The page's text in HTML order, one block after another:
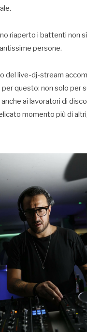
riaperto i battenti non
persone.
del live-dj-stream
questo: non solo per
ai lavoratori di
momento più di